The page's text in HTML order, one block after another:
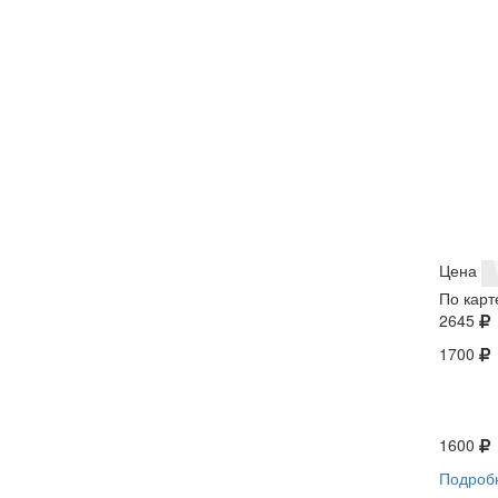
Цена
По
2645
1700
1600